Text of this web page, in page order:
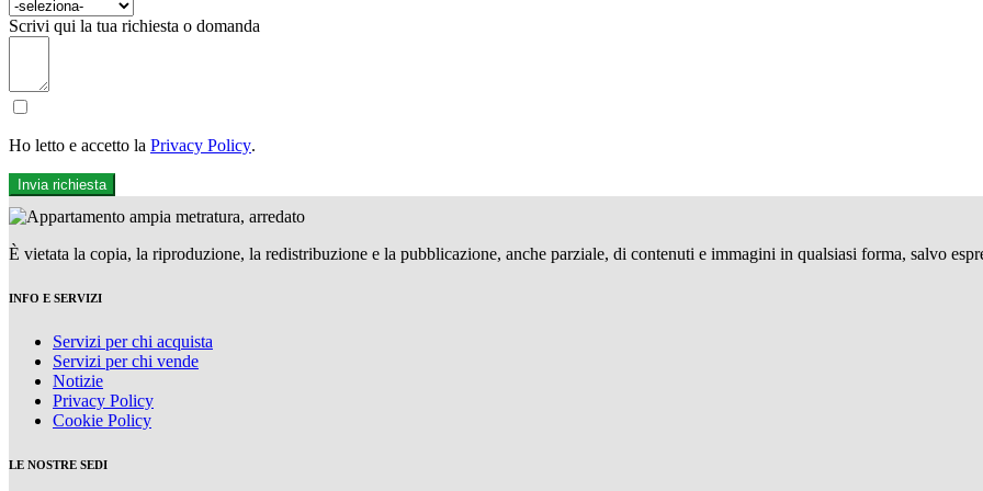
Scrivi qui la tua richiesta o domanda
Ho letto e accetto la Privacy Policy.
Invia richiesta
È vietata la copia, la riproduzione, la redistribuzione e la pubblicazione, anche parziale, di contenuti e immagini in qualsiasi forma, salvo
INFO E SERVIZI
Servizi per chi acquista
Servizi per chi vende
Notizie
Privacy Policy
Cookie Policy
LE NOSTRE SEDI